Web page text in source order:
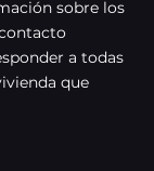
sobre los
a todas
que